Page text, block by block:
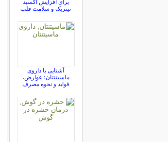
برای افزایش اکسید
نیتریک و سلامت قلب
آشنایی با داروی
ماسیتنتان؛ عوارض،
فواید و نحوه مصرف